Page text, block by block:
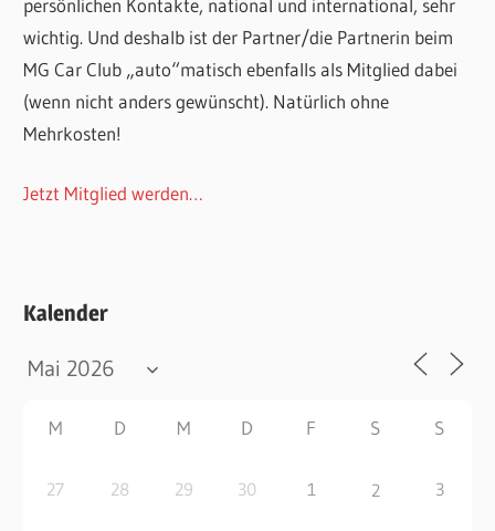
persönlichen Kontakte, national und international, sehr
wichtig. Und deshalb ist der Partner/die Partnerin beim
MG Car Club „auto“matisch ebenfalls als Mitglied dabei
(wenn nicht anders gewünscht). Natürlich ohne
Mehrkosten!
Jetzt Mitglied werden…
Kalender
M D M D F S S
27 28 29 30 1 2 3